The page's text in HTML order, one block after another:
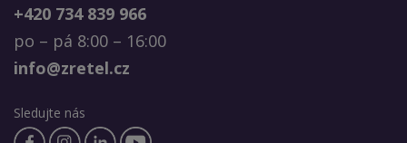
+420 734 839 966
po – pá 8:00 – 16:00
info@zretel.cz
Sledujte nás